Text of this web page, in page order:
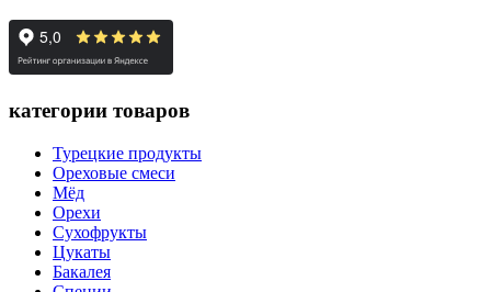
категории товаров
Турецкие продукты
Ореховые смеси
Мёд
Орехи
Сухофрукты
Цукаты
Бакалея